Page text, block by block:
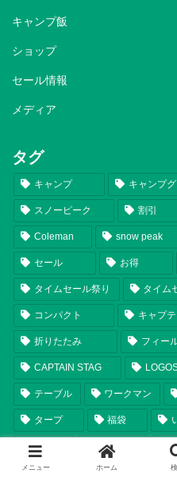
キャンプ飯
ショップ
セール情報
メディア
タグ
キャンプ キャンプ
スノーピーク 割引
Coleman snow peak
セール お得
タイムセール祭り タイム
コンパクト キャプ
折りたたみ フィー
CAPTAIN STAG
テーブル ワークマン
タープ 福袋
チェア ランタン
まとめ テンマクデザ
メニュー ホーム